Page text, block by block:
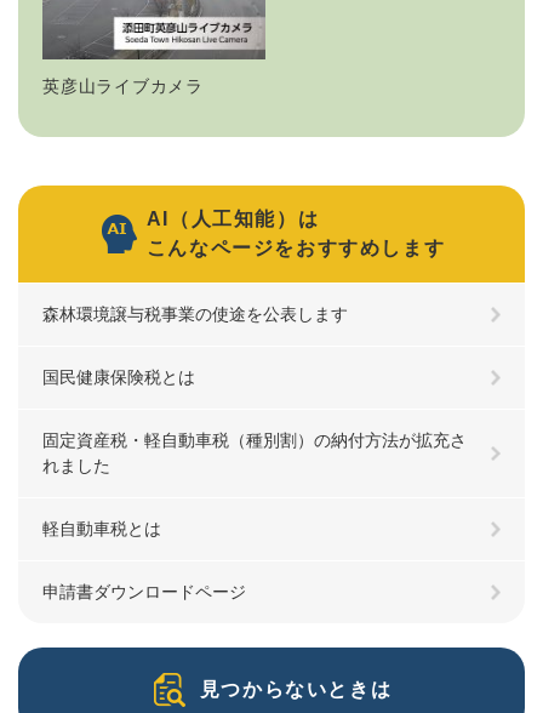
英彦山ライブカメラ
AI（人工知能）は
こんなページをおすすめします
森林環境譲与税事業の使途を公表します
国民健康保険税とは
固定資産税・軽自動車税（種別割）の納付方法が拡充さ
れました
軽自動車税とは
申請書ダウンロードページ
見つからないときは